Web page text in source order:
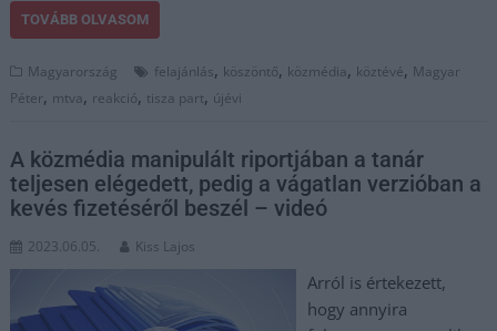
TOVÁBB OLVASOM
Magyarország felajánlás, köszöntő, közmédia, köztévé, Magyar
Péter, mtva, reakció, tisza part, újévi
A közmédia manipulált riportjában a tanár
teljesen elégedett, pedig a vágatlan verzióban a
kevés fizetéséről beszél – videó
2023.06.05. Kiss Lajos
Arról is értekezett,
hogy annyira